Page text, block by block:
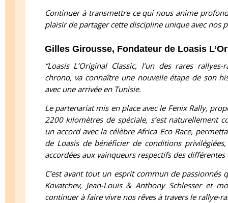
Continuer à transmettre ce qui nous anime
plaisir de partager cette discipline unique avec nos
Gilles Girousse, Fondateur de Loasis
“Loasis L’Original Classic, l’un des rares
chrono, va connaître une nouvelle étape de son
avec une arrivée en Tunisie.
Le partenariat mis en place avec le Fenix Rally,
2200 kilomètres de spéciale, s’est naturellement
un accord avec la célèbre Africa Eco Race,
de Loasis de bénéficier de conditions
accordées aux vainqueurs respectifs des différentes
C’est avant tout un esprit commun de
Kovatchev, Jean-Louis & Anthony Schlesser et
continuer à faire vivre nos rêves à travers le rallye-